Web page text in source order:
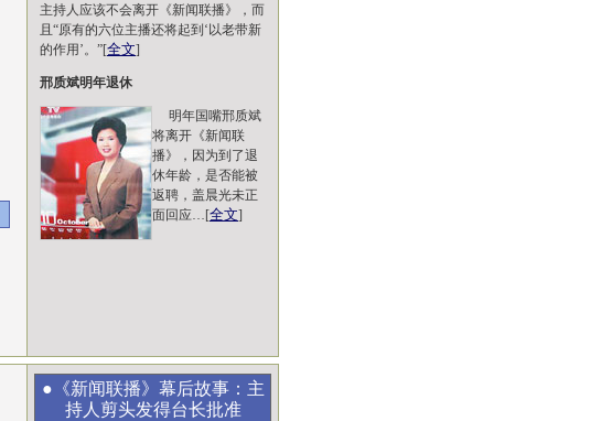
主持人应该不会离开《新闻联播》，而
且“原有的六位主播还将起到‘以老带新
的作用’。”[全文]
邢质斌明年退休
明年国嘴邢质斌
将离开《新闻联
播》，因为到了退
休年龄，是否能被
返聘，盖晨光未正
面回应…[全文]
●《新闻联播》幕后故事：主
持人剪头发得台长批准